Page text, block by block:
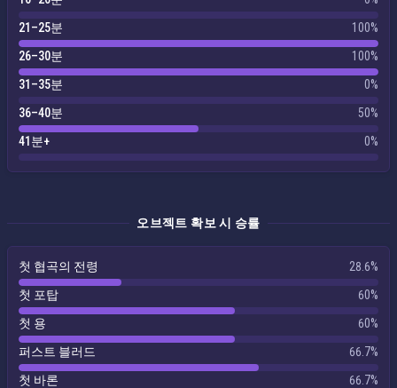
21–25분
100%
26–30분
100%
31–35분
0%
36–40분
50%
41분+
0%
오브젝트 확보 시 승률
첫 협곡의 전령
28.6%
첫 포탑
60%
첫 용
60%
퍼스트 블러드
66.7%
첫 바론
66.7%